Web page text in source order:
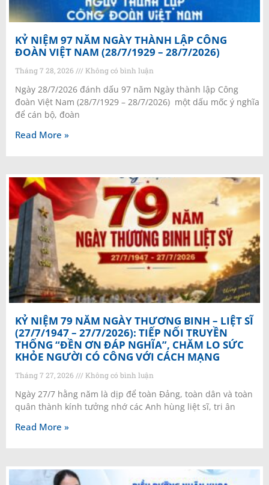
KỶ NIỆM 97 NĂM NGÀY THÀNH LẬP CÔNG
ĐOÀN VIỆT NAM (28/7/1929 – 28/7/2026)
Tháng 7 28, 2026 Không có bình luận
Ngày 28/7/2026 đánh dấu 97 năm Ngày thành lập Công
đoàn Việt Nam (28/7/1929 – 28/7/2026) một dấu mốc ý nghĩa
để cán bộ, đoàn
Read More »
KỶ NIỆM 79 NĂM NGÀY THƯƠNG BINH – LIỆT SĨ
(27/7/1947 – 27/7/2026): TIẾP NỐI TRUYỀN
THỐNG “ĐỀN ƠN ĐÁP NGHĨA”, CHĂM LO SỨC
KHỎE NGƯỜI CÓ CÔNG VỚI CÁCH MẠNG
Tháng 7 27, 2026 Không có bình luận
Ngày 27/7 hằng năm là dịp để toàn Đảng, toàn dân và toàn
quân thành kính tưởng nhớ các Anh hùng liệt sĩ, tri ân
Read More »